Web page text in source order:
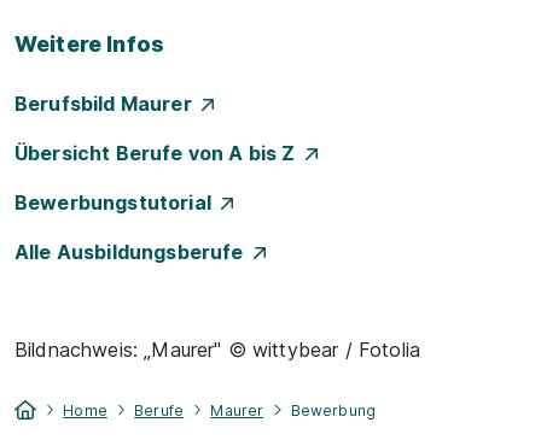
Weitere Infos
Berufsbild Maurer
Übersicht Berufe von A bis Z
Bewerbungstutorial
Alle Ausbildungsberufe
Bildnachweis: „Maurer" © wittybear / Fotolia
Home Berufe Maurer Bewerbung